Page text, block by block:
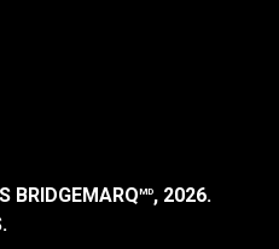
BRIDGEMARQMD, 2026.